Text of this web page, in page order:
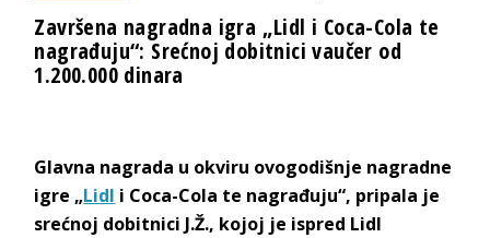
Završena nagradna igra „Lidl i Coca-Cola te
nagrađuju“: Srećnoj dobitnici vaučer od
1.200.000 dinara
Glavna nagrada u okviru ovogodišnje nagradne
igre „Lidl i Coca-Cola te nagrađuju“, pripala je
srećnoj dobitnici J.Ž., kojoj je ispred Lidl